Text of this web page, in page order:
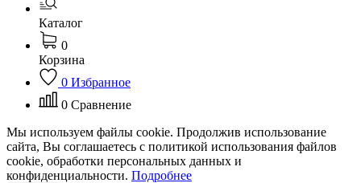
Каталог
0
Корзина
0 Избранное
0 Сравнение
Мы используем файлы cookie. Продолжив использование
сайта, Вы соглашаетесь с политикой использования файлов
cookie, обработки персональных данных и
конфиденциальности. Подробнее